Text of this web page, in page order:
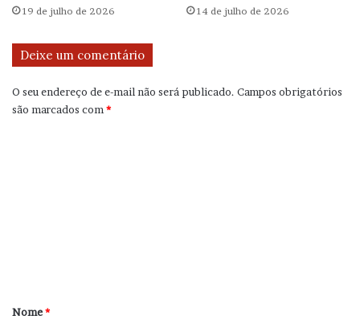
19 de julho de 2026 14 de julho de 2026
Deixe um comentário
O seu endereço de e-mail não será publicado. Campos obrigatórios
são marcados com*
r
Nome*